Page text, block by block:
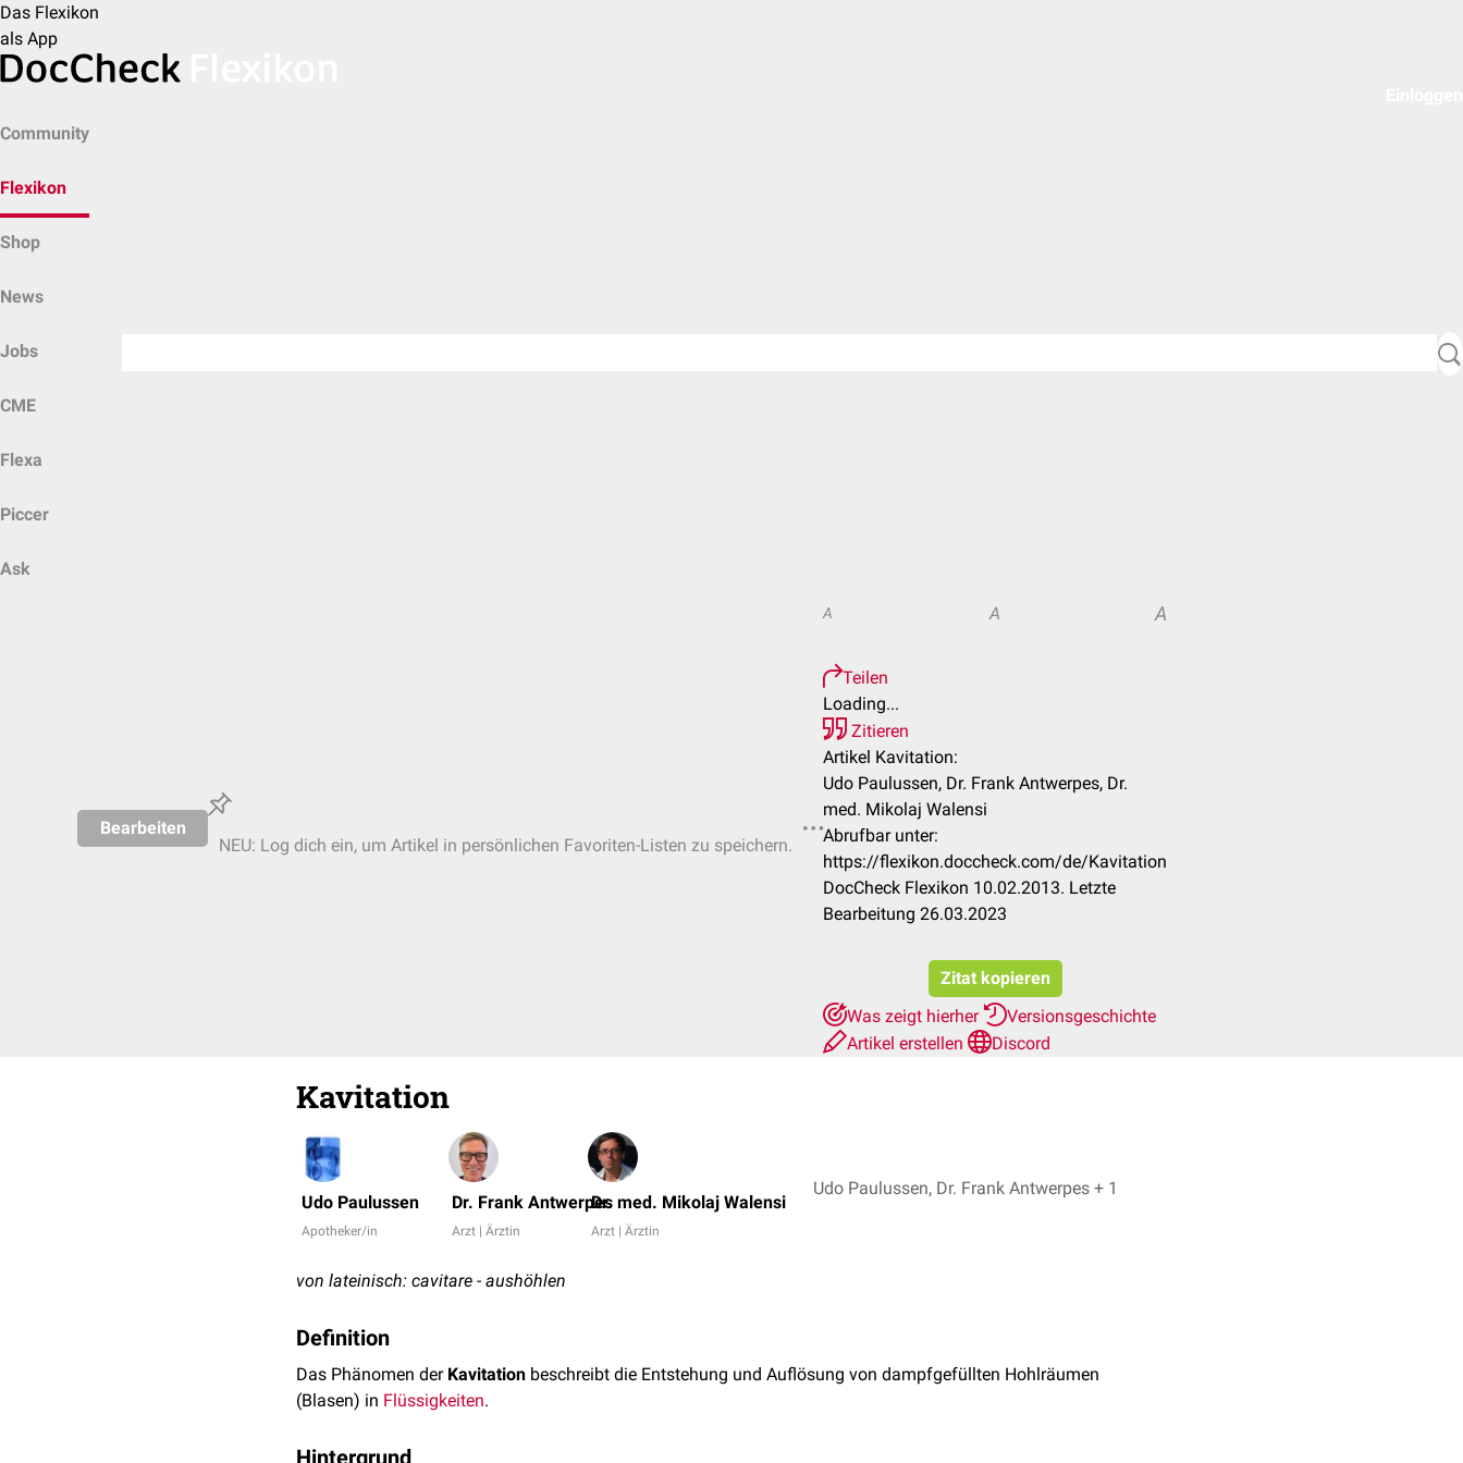
Das Flexikon
als App
Community
Flexikon
Shop
News
Jobs
CME
Flexa
Piccer
Ask
Bearbeiten
NEU: Log dich ein, um Artikel in persönlichen Favoriten-Listen zu speichern.
A A A
Teilen
Loading...
Zitieren
Artikel Kavitation:
Udo Paulussen, Dr. Frank Antwerpes, Dr.
med. Mikolaj Walensi
Abrufbar unter:
https://flexikon.doccheck.com/de/Kavitation
DocCheck Flexikon 10.02.2013. Letzte
Bearbeitung 26.03.2023
Zitat kopieren
Was zeigt hierher
Versionsgeschichte
Artikel erstellen
Discord
Kavitation
Udo Paulussen
Apotheker/in
Dr. Frank Antwerpes
Arzt | Ärztin
Dr. med. Mikolaj Walensi
Arzt | Ärztin
Udo Paulussen, Dr. Frank Antwerpes + 1
von lateinisch: cavitare - aushöhlen
Definition
Das Phänomen der Kavitation beschreibt die Entstehung und Auflösung von dampfgefüllten Hohlräumen
(Blasen) in Flüssigkeiten.
Hintergrund